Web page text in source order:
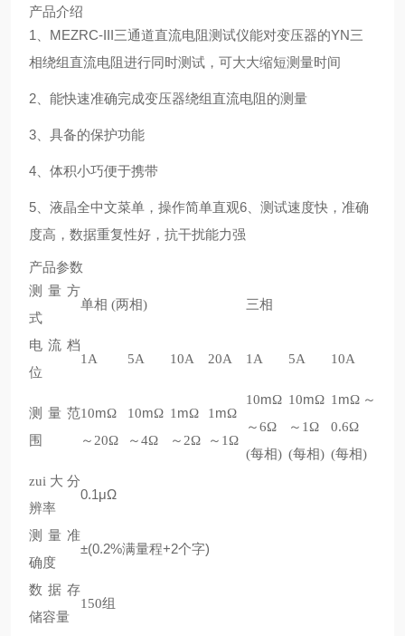
产品介绍
1、 MEZRC-III三通道直流电阻测试仪能对变压器的YN三
相绕组直流电阻进行同时测试，可大大缩短测量时间
2、 能快速准确完成变压器绕组直流电阻的测量
3、 具备的保护功能
4、体积小巧便于携带
5、液晶全中文菜单，操作简单直观6、测试速度快，准确
度高，数据重复性好，抗干扰能力强
产品参数
测量方
式
单相 (两相) 三相
电流档
位
1A 5A 10A 20A 1A 5A 10A
测量范
围
10mΩ
～20Ω
10mΩ
～4Ω
1 mΩ
～2Ω
1 mΩ
～1Ω
10mΩ
～6Ω
(每相)
10mΩ
～1Ω
(每相)
1 mΩ～
0.6Ω
(每相)
zui大分
辨率
0.1μΩ
测量准
确度
±(0.2%满量程+2个字)
数据存
储容量
150组